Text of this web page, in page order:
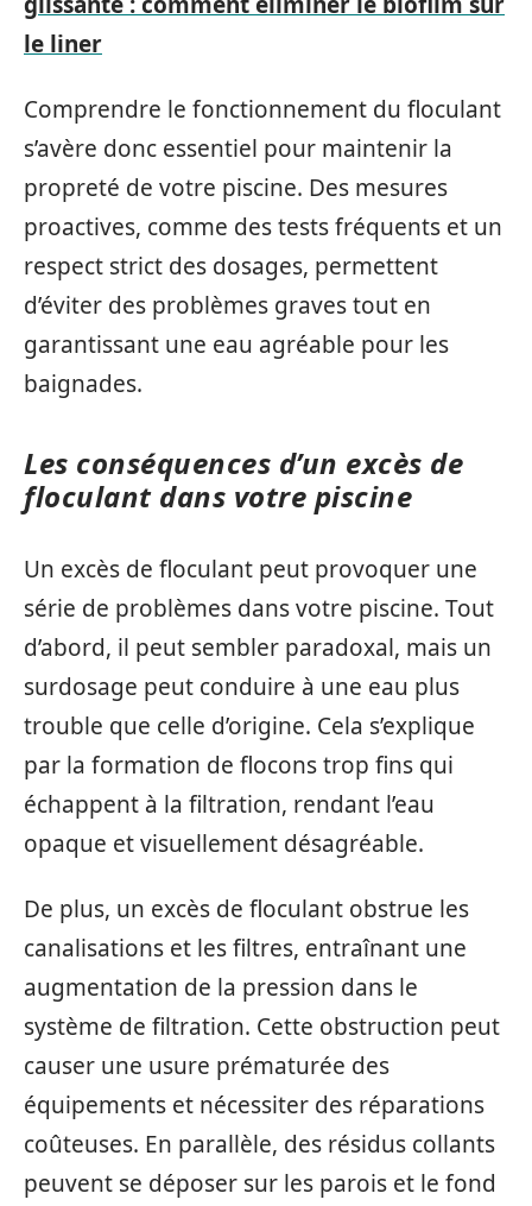
le liner
Comprendre le fonctionnement du floculant
s’avère donc essentiel pour maintenir la
propreté de votre piscine. Des mesures
proactives, comme des tests fréquents et un
respect strict des dosages, permettent
d’éviter des problèmes graves tout en
garantissant une eau agréable pour les
baignades.
Les conséquences d’un excès de
floculant dans votre piscine
Un excès de floculant peut provoquer une
série de problèmes dans votre piscine. Tout
d’abord, il peut sembler paradoxal, mais un
surdosage peut conduire à une eau plus
trouble que celle d’origine. Cela s’explique
par la formation de flocons trop fins qui
échappent à la filtration, rendant l’eau
opaque et visuellement désagréable.
De plus, un excès de floculant obstrue les
canalisations et les filtres, entraînant une
augmentation de la pression dans le
système de filtration. Cette obstruction peut
causer une usure prématurée des
équipements et nécessiter des réparations
coûteuses. En parallèle, des résidus collants
peuvent se déposer sur les parois et le fond